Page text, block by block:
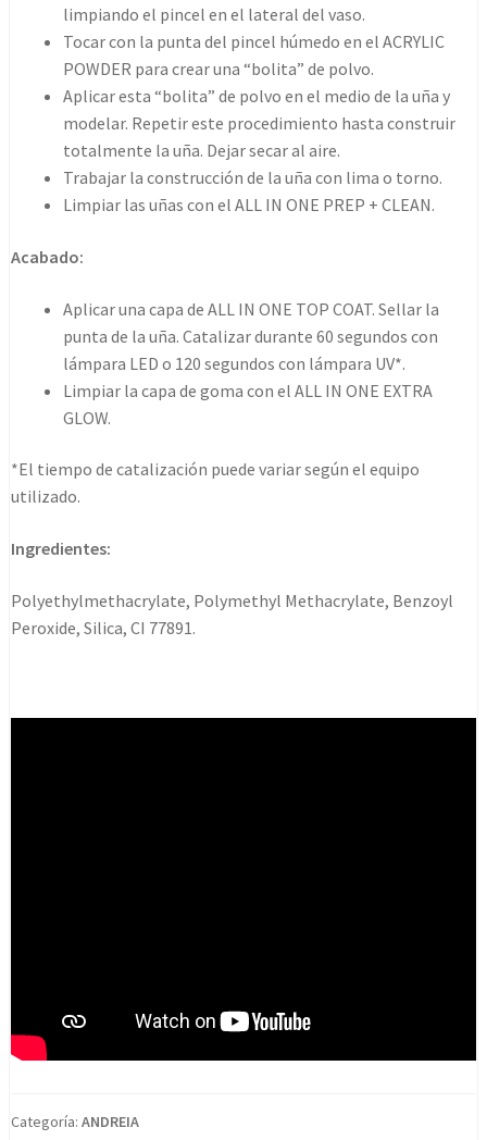
limpiando el pincel en el lateral del vaso.
Tocar con la punta del pincel húmedo en el ACRYLIC
POWDER para crear una “bolita” de polvo.
Aplicar esta “bolita” de polvo en el medio de la uña y
modelar. Repetir este procedimiento hasta construir
totalmente la uña. Dejar secar al aire.
Trabajar la construcción de la uña con lima o torno.
Limpiar las uñas con el ALL IN ONE PREP + CLEAN.
Acabado:
Aplicar una capa de ALL IN ONE TOP COAT. Sellar la
punta de la uña. Catalizar durante 60 segundos con
lámpara LED o 120 segundos con lámpara UV*.
Limpiar la capa de goma con el ALL IN ONE EXTRA
GLOW.
*El tiempo de catalización puede variar según el equipo
utilizado.
Ingredientes:
Polyethylmethacrylate, Polymethyl Methacrylate, Benzoyl
Peroxide, Silica, CI 77891.
Categoría: ANDREIA